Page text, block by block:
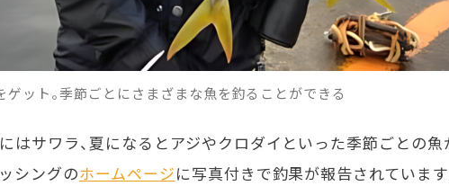
ゲット。季節ごとにさまざまな魚を釣ることができる
はサワラ、夏になるとアジやクロダイといった季節ごとの魚
シングのホームページに写真付きで釣果が報告されていま